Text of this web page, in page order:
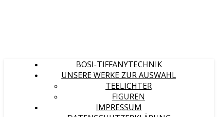
BOSI-TIFFANYTECHNIK
UNSERE WERKE ZUR AUSWAHL
TEELICHTER
FIGUREN
IMPRESSUM